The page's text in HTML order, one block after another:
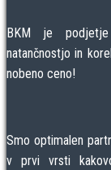
BKM je
natančnostjo in
nobeno ceno!
Smo optimalen
v prvi vrsti